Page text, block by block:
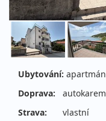
Ubytování: apartmán
Doprava:
autokarem
Strava:
vlastní